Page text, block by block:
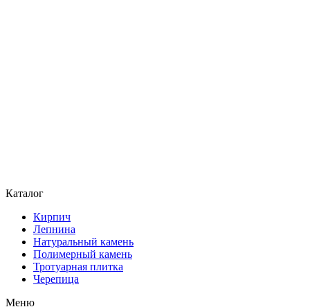
Каталог
Кирпич
Лепнина
Натуральный камень
Полимерный камень
Тротуарная плитка
Черепица
Меню